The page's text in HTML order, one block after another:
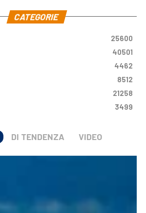
CATEGORIE
25600
40501
4462
8512
21258
3499
DI TENDENZA VIDEO